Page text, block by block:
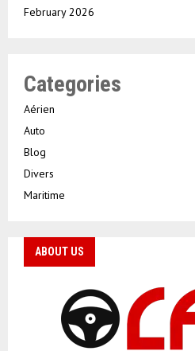
February 2026
Categories
Aérien
Auto
Blog
Divers
Maritime
ABOUT US